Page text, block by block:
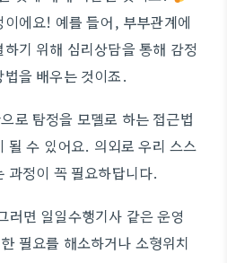
에요! 예를 들어, 부부관계에
기 위해 심리상담을 통해 감정
을 배우는 것이죠.
로 탐정을 모델로 하는 접근법
될 수 있어요. 의외로 우리 스스
과정이 꼭 필요하답니다.
러면 일일수행기사 같은 운영
필요를 해소하거나 소형위치